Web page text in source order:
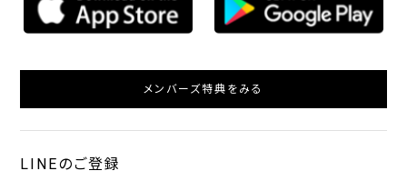
メンバーズ特典をみる
LINEのご登録